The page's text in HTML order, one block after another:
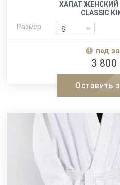
ХАЛАТ ЖЕНСКИЙ
CLASSIC
Размер
S
S
под
3 800
Оставить